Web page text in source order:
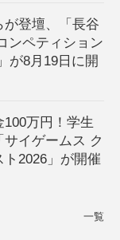
登壇、「長谷
ンペティション
が8月19日に開
100万円！学生
イゲームス ク
ト2026」が開催
一覧